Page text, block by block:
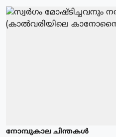
നോമ്പുകാല ചിന്തകൾ